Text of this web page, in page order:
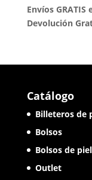
Envíos
Devolución
Catálogo
Billeteros de
Bolsos
Bolsos de piel
Outlet